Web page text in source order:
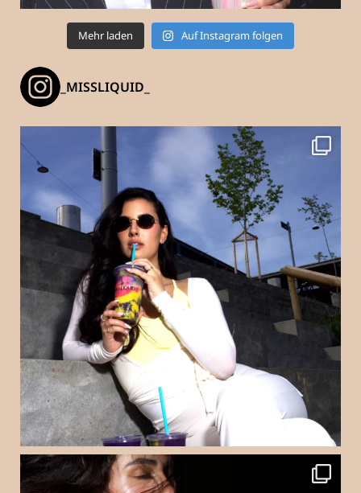
Mehr laden Auf Instagram folgen
_MISSLIQUID_